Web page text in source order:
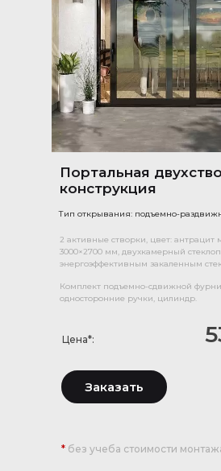
Портальная
конструкция
Тип открывания: подъемно-
2 активные створки, цвет: антрацит
3000×2700 мм, двухкамерный
энергоэффективным закаленным
Комплект подъемно-сдвижной
односторонние ручки, цилиндр.
Цена*:
Заказать
* без учеба стоимости